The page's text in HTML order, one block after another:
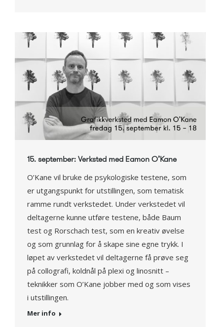
15. september: Verksted med Eamon O’Kane
O’Kane vil bruke de psykologiske testene, som
er utgangspunkt for utstillingen, som tematisk
ramme rundt verkstedet. Under verkstedet vil
deltagerne kunne utføre testene, både Baum
test og Rorschach test, som en kreativ øvelse
og som grunnlag for å skape sine egne trykk. I
løpet av verkstedet vil deltagerne få prøve seg
på collografi, koldnål på plexi og linosnitt –
teknikker som O’Kane jobber med og som vises
i utstillingen.
Mer info